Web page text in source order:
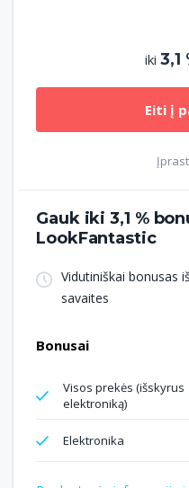
iki 3,1
Eiti į
Gauk iki3,1 %
LookFantastic
Vidutiniškai bonusas
savaites
Bonusai
Visos prekės (išskyrus
elektroniką)
Elektronika